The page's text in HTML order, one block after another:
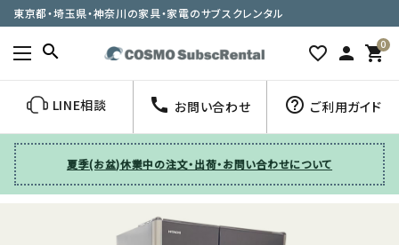
東京都・埼玉県・神奈川の家具・家電のサブスクレンタル
search favorite_border person 0
shopping_cart
LINE相談 call お問い合わせ help_outline ご利用ガイド
夏季(お盆)休業中の注文・出荷・お問い合わせについて